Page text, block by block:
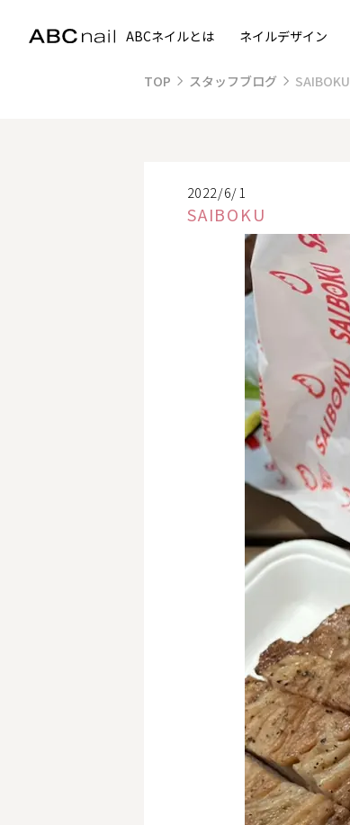
ABCネイルとは ネイルデザイン
TOP スタッフブログ SAIBOKU
2022/6/1
SAIBOKU